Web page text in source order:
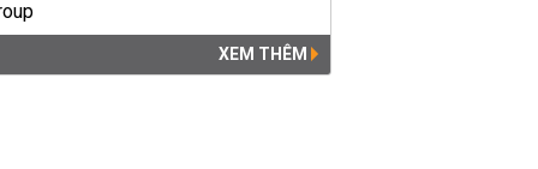
XEM THÊM